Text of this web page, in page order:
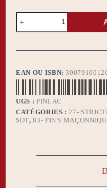
quantité
de
Pin's
Lac
EAN OU ISBN:
UGS : PINLAC
CATÉGORIES : 27-
SOT,83- PIN'S